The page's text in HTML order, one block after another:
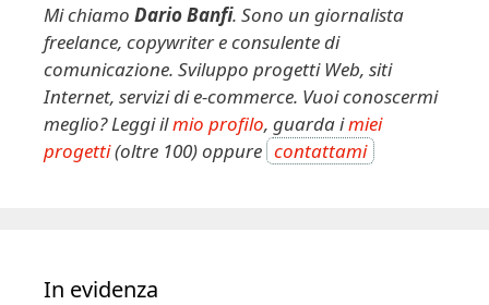
Mi chiamo Dario Banfi. Sono un giornalista
freelance, copywriter e consulente di
comunicazione. Sviluppo progetti Web, siti
Internet, servizi di e-commerce. Vuoi conoscermi
meglio? Leggi ilmio profilo, guarda imiei
progetti(oltre 100) oppure contattami
In evidenza